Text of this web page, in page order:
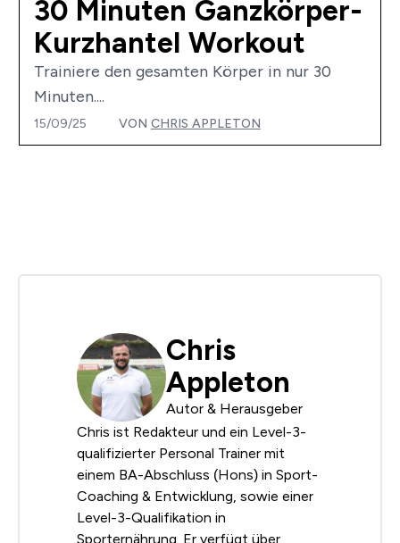
30 Minuten Ganzkörper-
Kurzhantel Workout
Trainiere den gesamten Körper in nur 30
Minuten....
15/09/25 VON CHRIS APPLETON
Chris
Appleton
Autor & Herausgeber
Chris ist Redakteur und ein Level-3-
qualifizierter Personal Trainer mit
einem BA-Abschluss (Hons) in Sport-
Coaching & Entwicklung, sowie einer
Level-3-Qualifikation in
Sporternährung. Er verfügt über